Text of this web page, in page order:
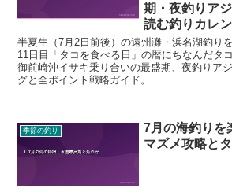
期・夜釣りア
読む釣りカレ
半夏生（7月2日前後）の遠州灘・浜名湖釣り
11日目「タコを食べる日」の暦にちなんだタ
御前崎沖イサキ乗り合いの最盛期、夜釣りア
グと全ポイント戦略ガイド。
季節の釣り
7月の海釣りを
マズメ攻略と